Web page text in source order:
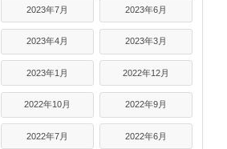
2023年7月 2023年6月
2023年4月 2023年3月
2023年1月 2022年12月
2022年10月 2022年9月
2022年7月 2022年6月